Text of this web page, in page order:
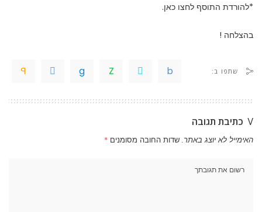
*להורדת התוסף לחצו כאן.
בהצלחה !
שתפו ב:
כתיבת תגובה
האימייל לא יוצג באתר. שדות החובה מסומנים *